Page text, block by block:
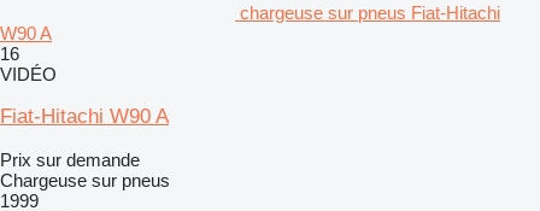
chargeuse sur pneus Fiat-Hitachi
W90 A
16
VIDÉO
Fiat-Hitachi W90 A
Prix sur demande
Chargeuse sur pneus
1999